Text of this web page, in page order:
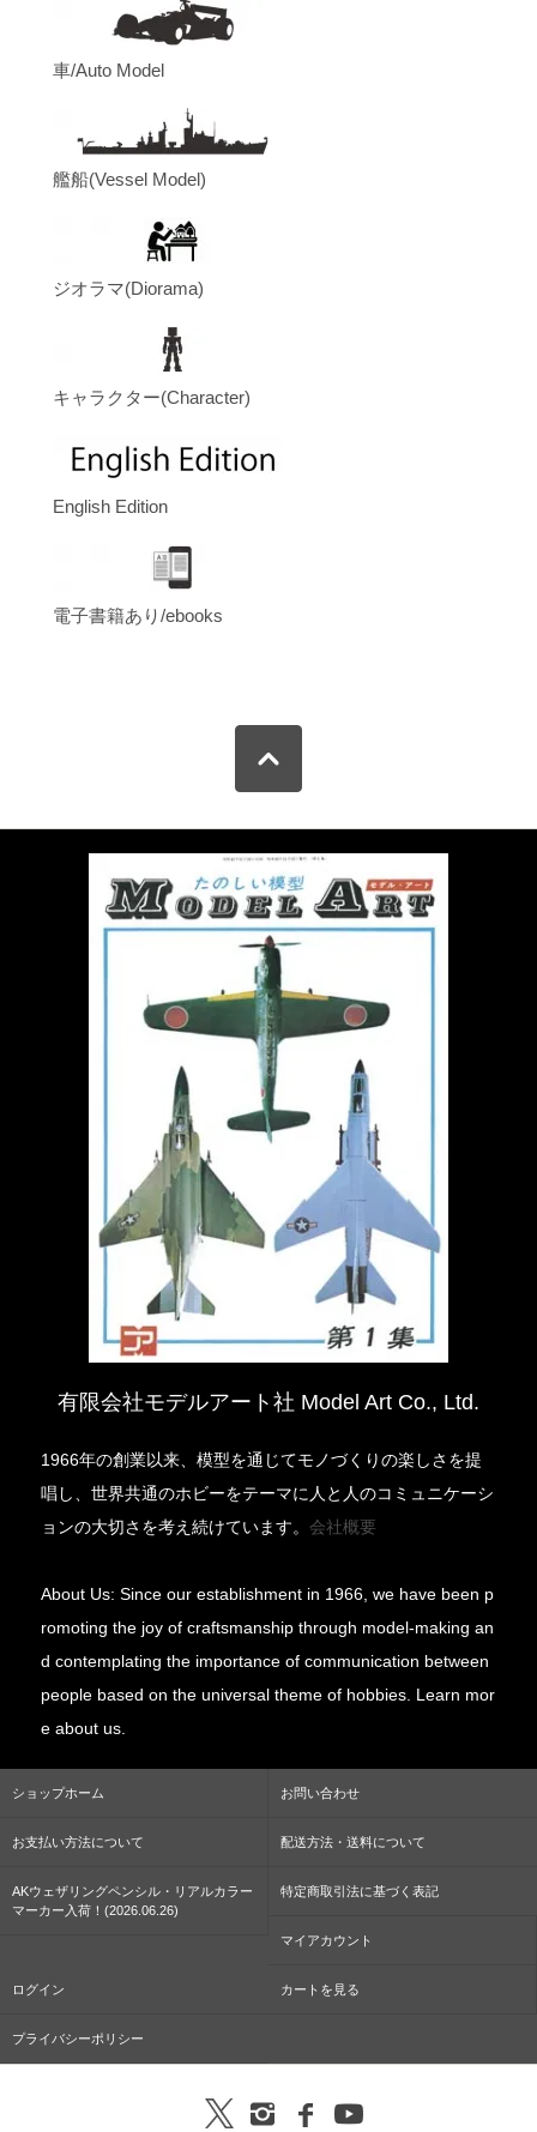
車/Auto Model
艦船(Vessel Model)
ジオラマ(Diorama)
キャラクター(Character)
English Edition
電子書籍あり/ebooks
有限会社モデルアート社 Model Art Co., Ltd.
1966年の創業以来、模型を通じてモノづくりの楽しさを提
唱し、世界共通のホビーをテーマに人と人のコミュニケーシ
ョンの大切さを考え続けています。会社概要
About Us: Since our establishment in 1966, we have been p
romoting the joy of craftsmanship through model-making an
d contemplating the importance of communication between
people based on the universal theme of hobbies. Learn mor
e about us.
ショップホーム お問い合わせ
お支払い方法について 配送方法・送料について
AKウェザリングペンシル・リアルカラー
マーカー入荷！(2026.06.26)
特定商取引法に基づく表記
マイアカウント
ログイン カートを見る
プライバシーポリシー